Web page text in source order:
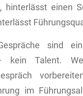
hinterlässt einen
sind
kein Talent.
im